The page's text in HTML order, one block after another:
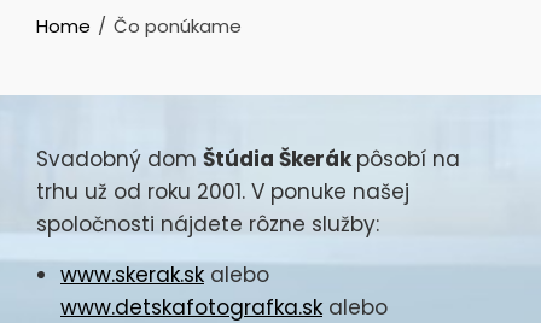
Home Čo ponúkame
Svadobný dom Štúdia Škerák pôsobí na
trhu už od roku 2001. V ponuke našej
spoločnosti nájdete rôzne služby:
www.skerak.sk alebo
www.detskafotografka.sk alebo